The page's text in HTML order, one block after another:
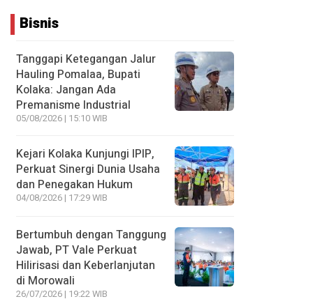
Bisnis
Tanggapi Ketegangan Jalur
Hauling Pomalaa, Bupati
Kolaka: Jangan Ada
Premanisme Industrial
05/08/2026 | 15:10 WIB
Kejari Kolaka Kunjungi IPIP,
Perkuat Sinergi Dunia Usaha
dan Penegakan Hukum
04/08/2026 | 17:29 WIB
Bertumbuh dengan Tanggung
Jawab, PT Vale Perkuat
Hilirisasi dan Keberlanjutan
di Morowali
26/07/2026 | 19:22 WIB